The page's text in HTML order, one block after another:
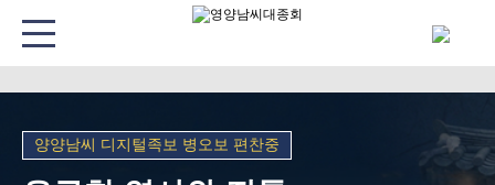
양양남씨 디지털족보 병오보 편찬중